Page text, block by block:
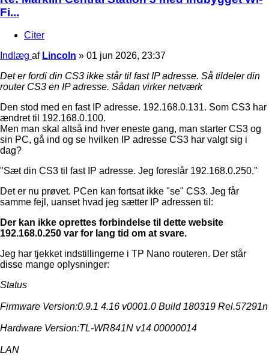
Fi...
Citer
Indlæg af Lincoln » 01 jun 2026, 23:37
Det er fordi din CS3 ikke står til fast IP adresse. Så tildeler din
router CS3 en IP adresse. Sådan virker netværk
Den stod med en fast IP adresse. 192.168.0.131. Som CS3 har
ændret til 192.168.0.100.
Men man skal altså ind hver eneste gang, man starter CS3 og
sin PC, gå ind og se hvilken IP adresse CS3 har valgt sig i
dag?
"Sæt din CS3 til fast IP adresse. Jeg foreslår 192.168.0.250."
Det er nu prøvet. PCen kan fortsat ikke "se" CS3. Jeg får
samme fejl, uanset hvad jeg sætter IP adressen til:
Der kan ikke oprettes forbindelse til dette website
192.168.0.250 var for lang tid om at svare.
Jeg har tjekket indstillingerne i TP Nano routeren. Der står
disse mange oplysninger:
Status
Firmware Version:0.9.1 4.16 v0001.0 Build 180319 Rel.57291n
Hardware Version:TL-WR841N v14 00000014
LAN